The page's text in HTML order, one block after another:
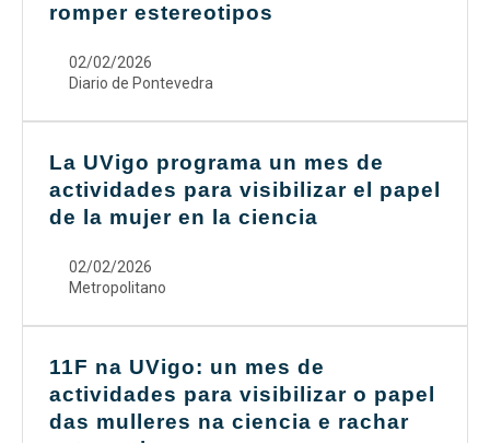
romper estereotipos
02/02/2026
Diario de Pontevedra
La UVigo programa un mes de
actividades para visibilizar el papel
de la mujer en la ciencia
02/02/2026
Metropolitano
11F na UVigo: un mes de
actividades para visibilizar o papel
das mulleres na ciencia e rachar